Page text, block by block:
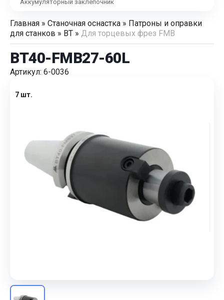
Аккумуляторный заклепочник
Главная » Станочная оснастка » Патроны и оправки
для станков » BT » Для торцевых фрез FMB
BT40-FMB27-60L
Артикул: 6-0036
7 шт.